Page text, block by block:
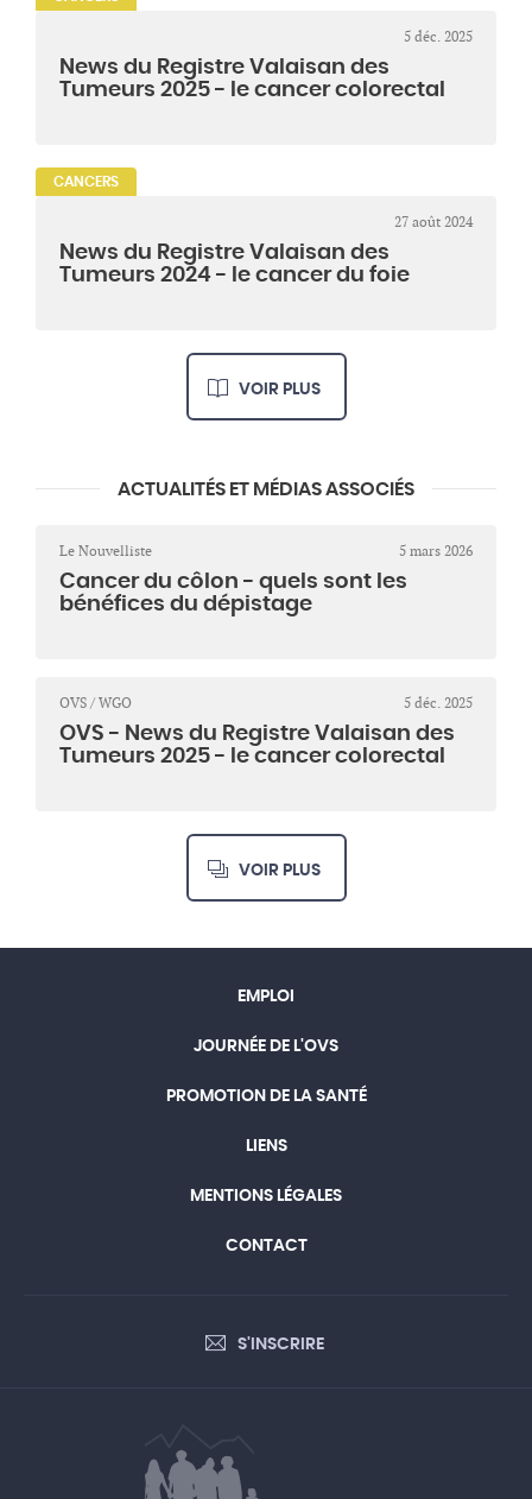
5 déc. 2025
News du Registre Valaisan des
Tumeurs 2025 - le cancer colorectal
CANCERS
27 août 2024
News du Registre Valaisan des
Tumeurs 2024 - le cancer du foie
VOIR PLUS
ACTUALITÉS ET MÉDIAS ASSOCIÉS
Le Nouvelliste 5 mars 2026
Cancer du côlon - quels sont les
bénéfices du dépistage
OVS / WGO 5 déc. 2025
OVS - News du Registre Valaisan des
Tumeurs 2025 - le cancer colorectal
VOIR PLUS
EMPLOI
JOURNÉE DE L'OVS
PROMOTION DE LA SANTÉ
LIENS
MENTIONS LÉGALES
CONTACT
S'INSCRIRE